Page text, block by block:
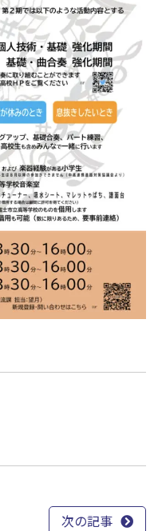
次の記事